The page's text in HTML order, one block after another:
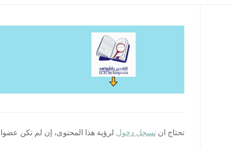
تحتاج ان تسجل دخول لرؤية هذا المحتوى، إن لم تكن عضوا